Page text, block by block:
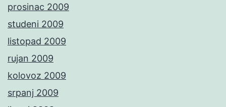
prosinac 2009
studeni 2009
listopad 2009
rujan 2009
kolovoz 2009
srpanj 2009